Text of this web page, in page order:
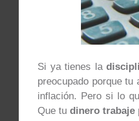
Si ya tienes la
preocupado porque tu
inflación. Pero si lo
Que tu dinero trabaje